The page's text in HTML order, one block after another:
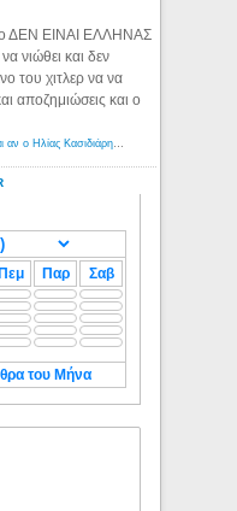
ΔΕΝ ΕΙΝΑΙ ΕΛΛΗΝΑΣ
νιώθει και δεν
του χιτλερ να να
αποζημιώσεις και ο
Αμερικανοί ρατσιστές αναρωτιούνται αν ο Ηλίας Κασιδιάρης ανήκει στη λευκή φυλή... - Λόγιος Ερμής
Πεμ Παρ Σαβ
του Μήνα